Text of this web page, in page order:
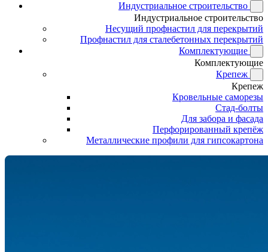
Индустриальное строительство
Индустриальное строительство
Несущий профнастил для перекрытий
Профнастил для сталебетонных перекрытий
Комплектующие
Комплектующие
Крепеж
Крепеж
Кровельные саморезы
Стад-болты
Для забора и фасада
Перфорированный крепёж
Металлические профили для гипсокартона